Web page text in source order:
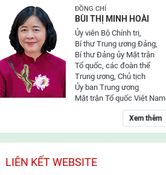
ĐỒNG CHÍ
BÙI THỊ MINH HOÀI
Ủy viên Bộ Chính trị,
Bí thư Trung ương Đảng,
Bí thư Đảng ủy Mặt trận
Tổ quốc, các đoàn thể
Trung ương, Chủ tịch
Ủy ban Trung ương
Mặt trận Tổ quốc Việt Nam
Xem thêm
LIÊN KẾT WEBSITE